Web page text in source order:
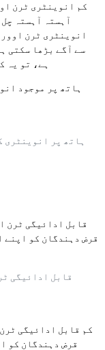
کم انوینٹری ٹرن
آہستہ آہستہ
انوینٹری ٹرن
سے آگے بڑھا سکتی
ہے، تو یہ
ہاتھ پر موجود
ہاتھ پر
قابل ادائیگی ٹرن
قرض دہندگان کو اپنے
قابل ادائیگی
کم قابل ادائیگی
قرض دہندگان کو